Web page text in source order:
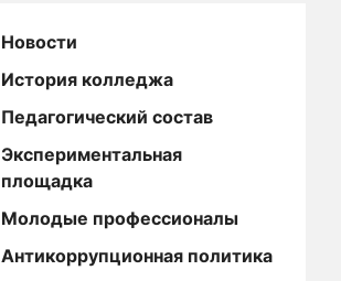
Новости
История колледжа
Педагогический состав
Экспериментальная
площадка
Молодые профессионалы
Антикоррупционная политика